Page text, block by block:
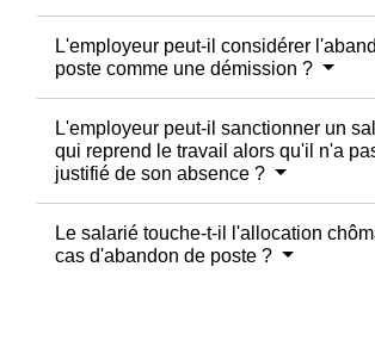
L'employeur peut-il considérer
poste comme une démission ?
L'employeur peut-il sanctionner un
qui reprend le travail alors qu'il n'a
justifié de son absence ?
Le salarié touche-t-il l'allocation
cas d'abandon de poste ?